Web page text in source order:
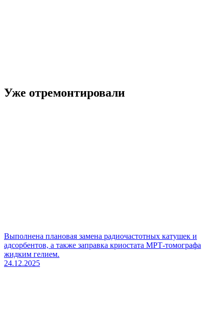
Уже отремонтировали
Выполнена плановая замена радиочастотных катушек и
адсорбентов, а также заправка криостата МРТ-томографа
жидким гелием.
24.12.2025